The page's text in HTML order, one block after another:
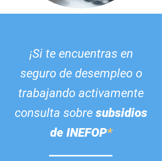
¡Si te encuentras en
seguro de desempleo o
trabajando activamente
consulta sobre subsidios
de INEFOP*